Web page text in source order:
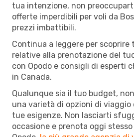
tua intenzione, non
offerte imperdibili per voli da
prezzi imbattibili.
Continua a leggere per
relative alla prenotazione del
con Opodo e consigli di esperti
in Canada.
Qualunque sia il tuo budget,
una varietà di opzioni di
tue esigenze. Non lasciarti
occasione e prenota oggi